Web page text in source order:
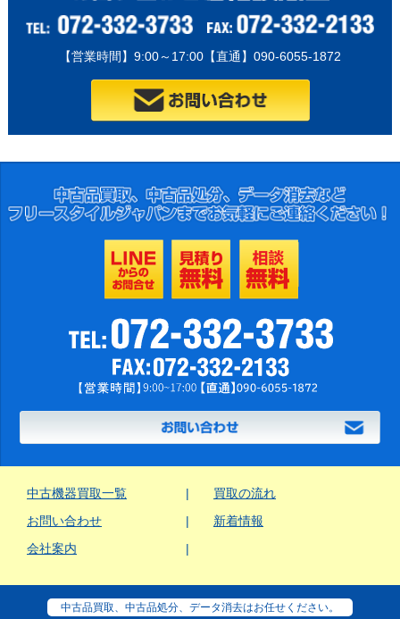
【営業時間】9:00～17:00【直通】090-6055-1872
中古機器買取一覧
買取の流れ
お問い合わせ
新着情報
会社案内
中古品買取、中古品処分、データ消去はお任せください。